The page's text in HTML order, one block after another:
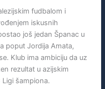
fudbalom i
iskusnih
još jedan Španac u
poput Jordija Amata,
Klub ima ambiciju da uz
rezultat u azijskim
šampiona.